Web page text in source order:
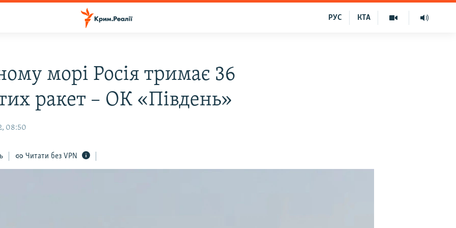
КТА
РУС
морі Росія тримає 36
ракет – ОК «Південь»
08:50
Читати без VPN